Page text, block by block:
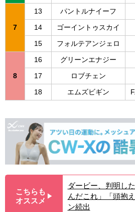
7
13 パントルナイーフ
14
ゴーイントゥスカイ
15
フォルテアンジェロ
8
16 グリーンエナジー
17
ロブチェン
18
エムズビギン
こちらも
オススメ ▶︎
ダービー、判明し
んだこれ」「頭抱
ン続出